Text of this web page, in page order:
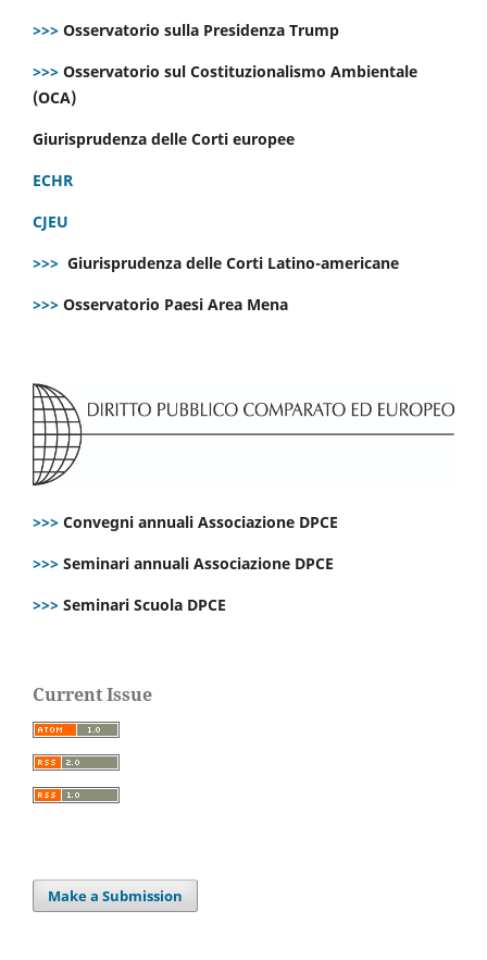
>>> Osservatorio sulla Presidenza Trump
>>> Osservatorio sul Costituzionalismo Ambientale
(OCA)
Giurisprudenza delle Corti europee
ECHR
CJEU
>>> Giurisprudenza delle Corti Latino-americane
>>> Osservatorio Paesi Area Mena
>>> Convegni annuali Associazione DPCE
>>> Seminari annuali Associazione DPCE
>>> Seminari Scuola DPCE
Current Issue
Make a Submission